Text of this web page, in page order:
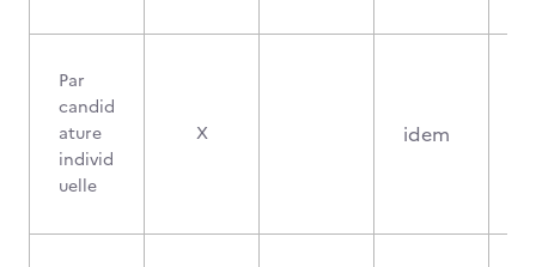
Par
candid
ature
individ
uelle
X idem